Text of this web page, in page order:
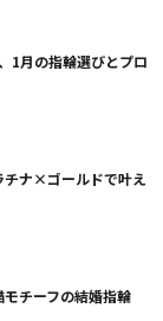
1月の指輪選びとプロ
チナ×ゴールドで叶え
チーフの結婚指輪